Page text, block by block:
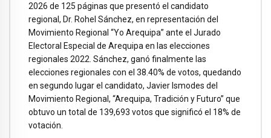
2026 de 125 páginas que presentó el candidato
regional, Dr. Rohel Sánchez, en representación del
Movimiento Regional “Yo Arequipa” ante el Jurado
Electoral Especial de Arequipa en las elecciones
regionales 2022. Sánchez, ganó finalmente las
elecciones regionales con el 38.40% de votos, quedando
en segundo lugar el candidato, Javier Ismodes del
Movimiento Regional, “Arequipa, Tradición y Futuro” que
obtuvo un total de 139,693 votos que significó el 18% de
votación.